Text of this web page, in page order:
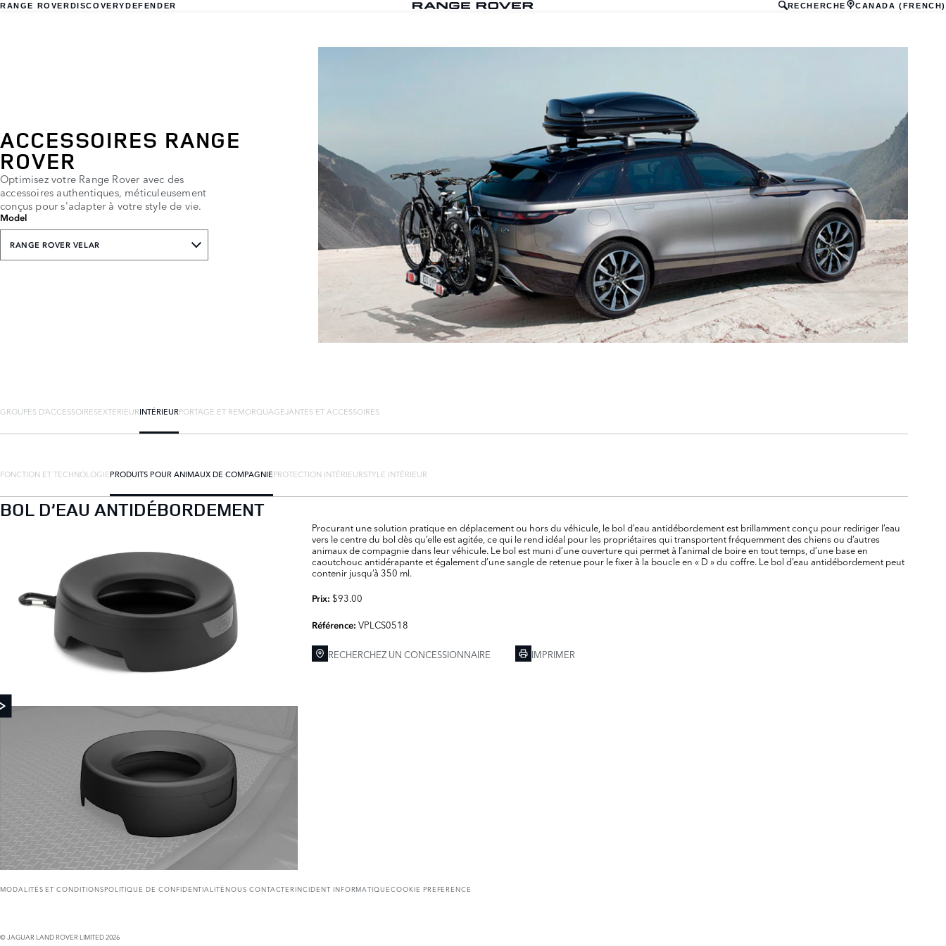
RANGE ROVERDISCOVERYDEFENDER RECHERCHE CANADA (FRENCH)
ACCESSOIRES RANGE
ROVER
Optimisez votre Range Rover avec des
accessoires authentiques, méticuleusement
conçus pour s'adapter à votre style de vie.
Model
RANGE ROVER VELAR
GROUPES D’ACCESSOIRESEXTÉRIEURINTÉRIEURPORTAGE ET REMORQUAGEJANTES ET ACCESSOIRES
FONCTION ET TECHNOLOGIEPRODUITS POUR ANIMAUX DE COMPAGNIEPROTECTION INTÉRIEURSTYLE INTÉRIEUR
BOL D’EAU ANTIDÉBORDEMENT
Procurant une solution pratique en déplacement ou hors du véhicule, le bol d’eau antidébordement est brillamment conçu pour rediriger l’eau
vers le centre du bol dès qu’elle est agitée, ce qui le rend idéal pour les propriétaires qui transportent fréquemment des chiens ou d’autres
animaux de compagnie dans leur véhicule. Le bol est muni d’une ouverture qui permet à l’animal de boire en tout temps, d’une base en
caoutchouc antidérapante et également d’une sangle de retenue pour le fixer à la boucle en « D » du coffre. Le bol d’eau antidébordement peut
contenir jusqu’à 350 ml.
Prix: $93.00
Référence:VPLCS0518
RECHERCHEZ UN CONCESSIONNAIRE IMPRIMER
MODALITÉS ET CONDITIONSPOLITIQUE DE CONFIDENTIALITÉ NOUS CONTACTER INCIDENT INFORMATIQUECOOKIE PREFERENCE
© JAGUAR LAND ROVER LIMITED 2026